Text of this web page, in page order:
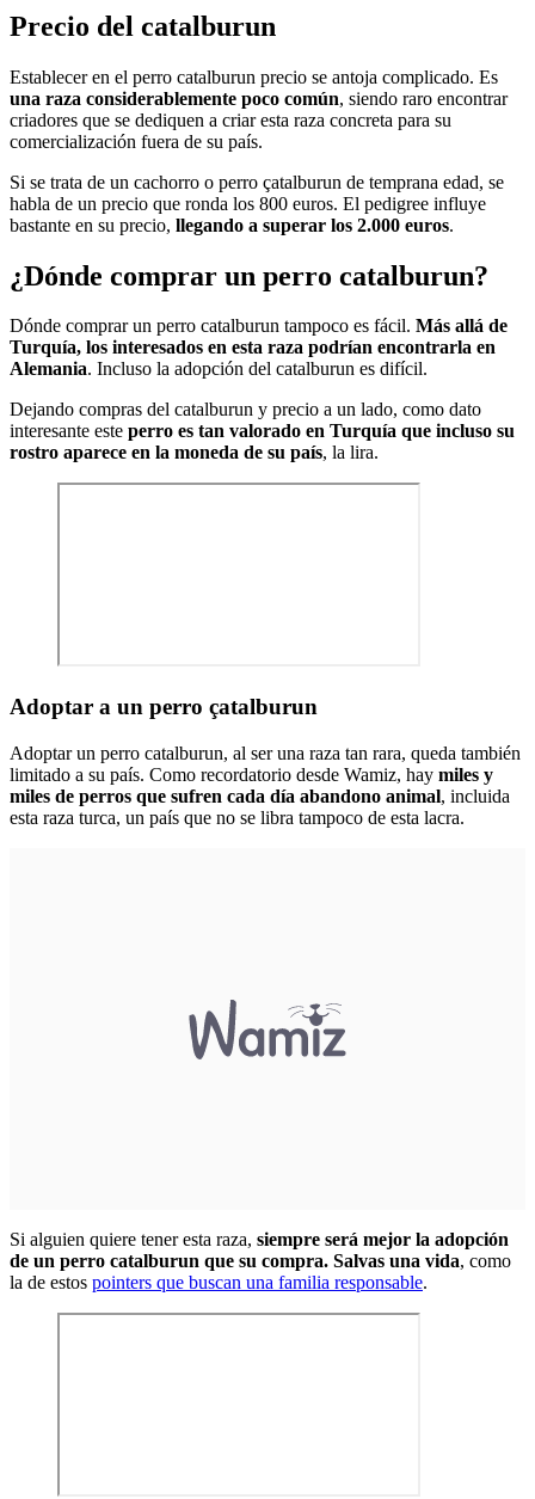
Precio del catalburun
Establecer en el perro catalburun precio se antoja complicado. Es
una raza considerablemente poco común, siendo raro encontrar
criadores que se dediquen a criar esta raza concreta para su
comercialización fuera de su país.
Si se trata de un cachorro o perro çatalburun de temprana edad, se
habla de un precio que ronda los 800 euros. El pedigree influye
bastante en su precio, llegando a superar los 2.000 euros.
¿Dónde comprar un perro catalburun?
Dónde comprar un perro catalburun tampoco es fácil. Más allá de
Turquía, los interesados en esta raza podrían encontrarla en
Alemania. Incluso la adopción del catalburun es difícil.
Dejando compras del catalburun y precio a un lado, como dato
interesante este perro es tan valorado en Turquía que incluso su
rostro aparece en la moneda de su país, la lira.
Adoptar a un perro çatalburun
Adoptar un perro catalburun, al ser una raza tan rara, queda también
limitado a su país. Como recordatorio desde Wamiz, hay miles y
miles de perros que sufren cada día abandono animal, incluida
esta raza turca, un país que no se libra tampoco de esta lacra.
Si alguien quiere tener esta raza, siempre será mejor la adopción
de un perro catalburun que su compra. Salvas una vida, como
la de estos pointers que buscan una familia responsable.